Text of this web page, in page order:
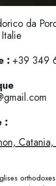
da
: +39 349
: